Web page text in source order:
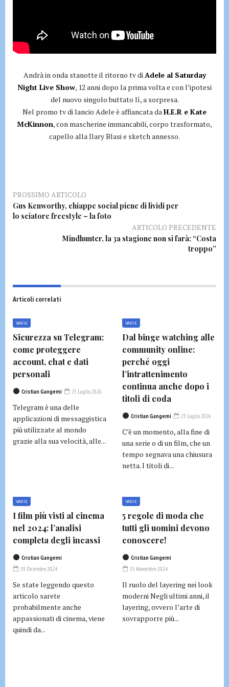
Andrà in onda stanotte il ritorno tv diAdele al Saturday
Night Live Show, 12 anni dopo la prima volta e con l’ipotesi
del nuovo singolo buttato lì, a sorpresa.
Nel promo tv di lancio Adele è affiancata daH.E.R e Kate
McKinnon, con mascherine immancabili, corpo trasformato,
capello alla Ilary Blasi e sketch annesso.
PROSSIMO ARTICOLO
Gus Kenworthy, chiappe social piene di lividi per
lo sciatore freestyle – la foto
ARTICOLO PRECEDENTE
Mindhunter, la 3a stagione non si farà: “Costa
troppo”
Articoli correlati
VARIE
Sicurezza su Telegram:
come proteggere
account, chat e dati
personali
Cristian Gangemi 25 Luglio 2026
Telegram è una delle
applicazioni di messaggistica
più utilizzate al mondo
grazie alla sua velocità, alle...
VARIE
Dal binge watching alle
community online:
perché oggi
l’intrattenimento
continua anche dopo i
titoli di coda
Cristian Gangemi 25 Luglio 2026
C’è un momento, alla fine di
una serie o di un film, che un
tempo segnava una chiusura
netta. I titoli di...
VARIE
I film più visti al cinema
nel 2024: l’analisi
completa degli incassi
Cristian Gangemi
19 Dicembre 2024
Se state leggendo questo
articolo sarete
probabilmente anche
appassionati di cinema, viene
quindi da...
VARIE
5 regole di moda che
tutti gli uomini devono
conoscere!
Cristian Gangemi
25 Novembre 2024
Il ruolo del layering nei look
moderni Negli ultimi anni, il
layering, ovvero l’arte di
sovrapporre più...